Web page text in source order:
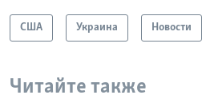
США Украина Новости
Читайте также